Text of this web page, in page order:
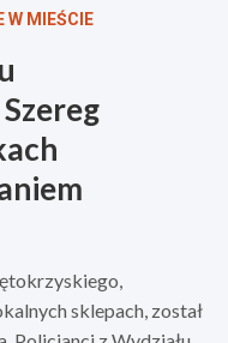
W MIEŚCIE
sklepach, został